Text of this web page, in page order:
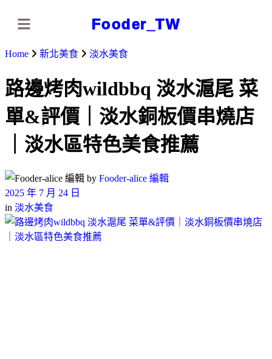
Fooder_TW
Home 新北美食 淡水美食
路邊烤肉wildbbq 淡水滬尾 菜
單&評價｜淡水銅板價串燒店
｜淡水區特色美食推薦
by Fooder-alice 編輯
2025 年 7 月 24 日
in 淡水美食